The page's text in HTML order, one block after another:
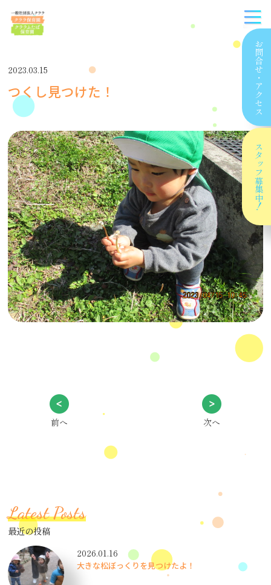
お問合せ
・
アクセス
スタッフ
募集中！
2023.03.15
つくし見つけた！
前へ 次へ
Latest Posts
最近の投稿
2026.01.16
大きな松ぼっくりを見つけたよ！